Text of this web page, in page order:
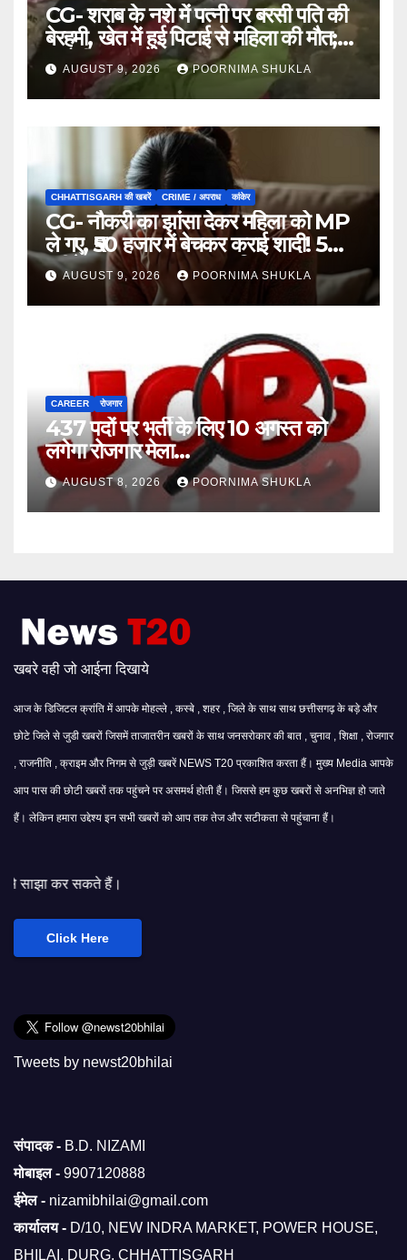
CG- शराब के नशे में पत्नी पर बरसी पति की
बेरहमी, खेत में हुई पिटाई से महिला की मौत;
आरोपी फरार…
AUGUST 9, 2026 POORNIMA SHUKLA
CHHATTISGARH की खबरें CRIME / अपराध कांकेर
CG- नौकरी का झांसा देकर महिला को MP
ले गए, ₹50 हजार में बेचकर कराई शादी! 5
महीने बाद खुला पूरा राज, 3 गिरफ्तार…
AUGUST 9, 2026 POORNIMA SHUKLA
CAREER रोजगार
437 पदों पर भर्ती के लिए 10 अगस्त को
लगेगा रोजगार मेला…
AUGUST 8, 2026 POORNIMA SHUKLA
खबरे वही जो आईना दिखाये
आज के डिजिटल क्रांति में आपके मोहल्ले , कस्बे , शहर , जिले के साथ साथ छत्तीसगढ़ के बड़े और
छोटे जिले से जुडी खबरों जिसमें ताजातरीन खबरों के साथ जनसरोकार की बात , चुनाव , शिक्षा , रोजगार
, राजनीति , क्राइम और निगम से जुड़ी खबरें NEWS T20 प्रकाशित करता हैं। मुख्य Media आपके
आप पास की छोटी खबरों तक पहुंचने पर असमर्थ होती हैं। जिससे हम कुछ खबरों से अनभिज्ञ हो जाते
हैं। लेकिन हमारा उद्देश्य इन सभी खबरों को आप तक तेज और सटीकता से पहुंचाना हैं।
Click Here
Tweets by newst20bhilai
संपादक - B.D. NIZAMI
मोबाइल - 9907120888
ईमेल - nizamibhilai@gmail.com
कार्यालय - D/10, NEW INDRA MARKET, POWER HOUSE,
BHILAI, DURG, CHHATTISGARH